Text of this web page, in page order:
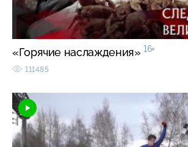
«Горячие наслаждения» 16+
111485